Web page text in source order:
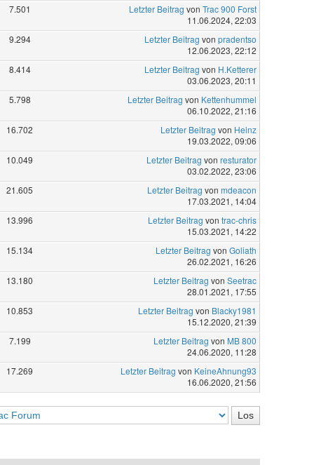
7.501 Letzter Beitrag von Trac 900 Forst
11.06.2024, 22:03
9.294 Letzter Beitrag von pradentso
12.06.2023, 22:12
8.414 Letzter Beitrag von H.Ketterer
03.06.2023, 20:11
5.798 Letzter Beitrag von Kettenhummel
06.10.2022, 21:16
16.702 Letzter Beitrag von Heinz
19.03.2022, 09:06
10.049 Letzter Beitrag von resturator
03.02.2022, 23:06
21.605 Letzter Beitrag von mdeacon
17.03.2021, 14:04
13.996 Letzter Beitrag von trac-chris
15.03.2021, 14:22
15.134 Letzter Beitrag von Goliath
26.02.2021, 16:26
13.180 Letzter Beitrag von Seetrac
28.01.2021, 17:55
10.853 Letzter Beitrag von Blacky1981
15.12.2020, 21:39
7.199 Letzter Beitrag von MB 800
24.06.2020, 11:28
17.269 Letzter Beitrag von KeineAhnung93
16.06.2020, 21:56